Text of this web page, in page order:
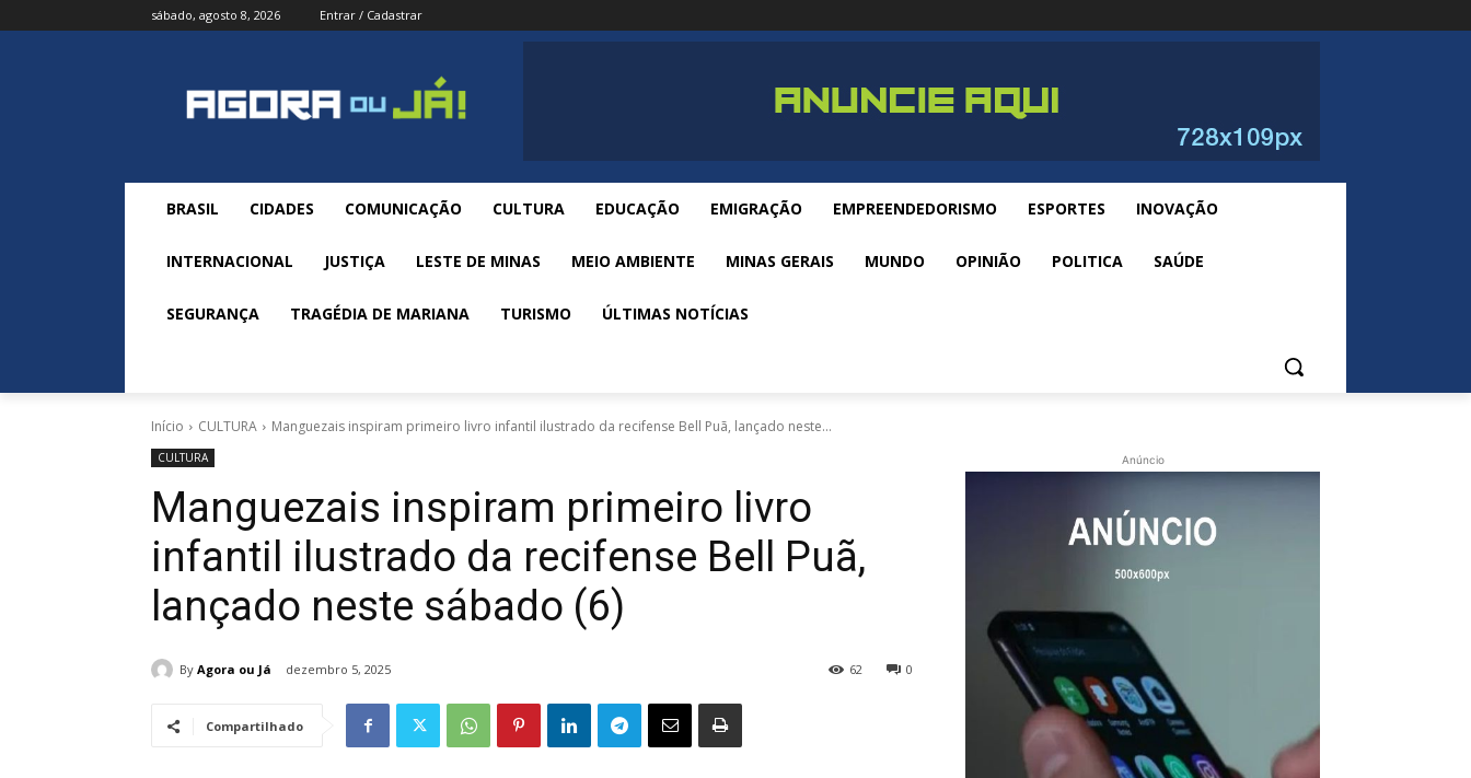
sábado, agosto 8, 2026 Entrar / Cadastrar
BRASIL CIDADES COMUNICAÇÃO CULTURA EDUCAÇÃO EMIGRAÇÃO EMPREENDEDORISMO ESPORTES INOVAÇÃO
INTERNACIONAL JUSTIÇA LESTE DE MINAS MEIO AMBIENTE MINAS GERAIS MUNDO OPINIÃO POLITICA SAÚDE
SEGURANÇA TRAGÉDIA DE MARIANA TURISMO ÚLTIMAS NOTÍCIAS
Início CULTURA Manguezais inspiram primeiro livro infantil ilustrado da recifense Bell Puã, lançado neste...
CULTURA
Manguezais inspiram primeiro livro
infantil ilustrado da recifense Bell Puã,
lançado neste sábado (6)
By Agora ou Já dezembro 5, 2025 0
62
Compartilhado
Anúncio